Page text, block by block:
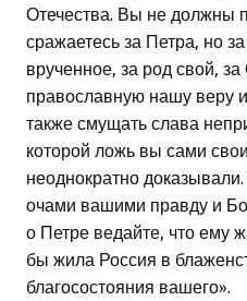
Отечества. Вы не должны
сражаетесь за Петра, но
врученное, за род свой, за
православную нашу веру
также смущать слава
которой ложь вы сами
неоднократно
очами вашими правду и
о Петре ведайте, что ему
бы жила Россия в
благосостояния вашего».